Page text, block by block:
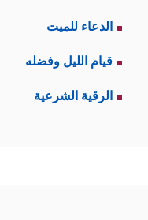
الدعاء للميت
قيام الليل وفضله
الرقية الشرعية